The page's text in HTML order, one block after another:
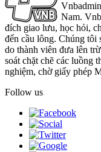
Nam.
đích giao lưu, học hỏi,
đến cầu lông. Chúng tôi
do thành viên đưa lên
soát chặt chẽ các luồng
nghiệm, chờ giấy phép
Follow us